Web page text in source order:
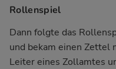
Rollenspiel
Dann folgte das
und bekam einen Zettel
Leiter eines Zollamtes